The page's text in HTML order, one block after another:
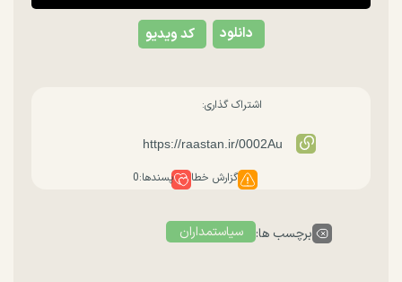
کد ویدیو دانلود
اشتراک گذاری:
گزارش خطا پسندها:0
برچسب ها: سیاستمداران